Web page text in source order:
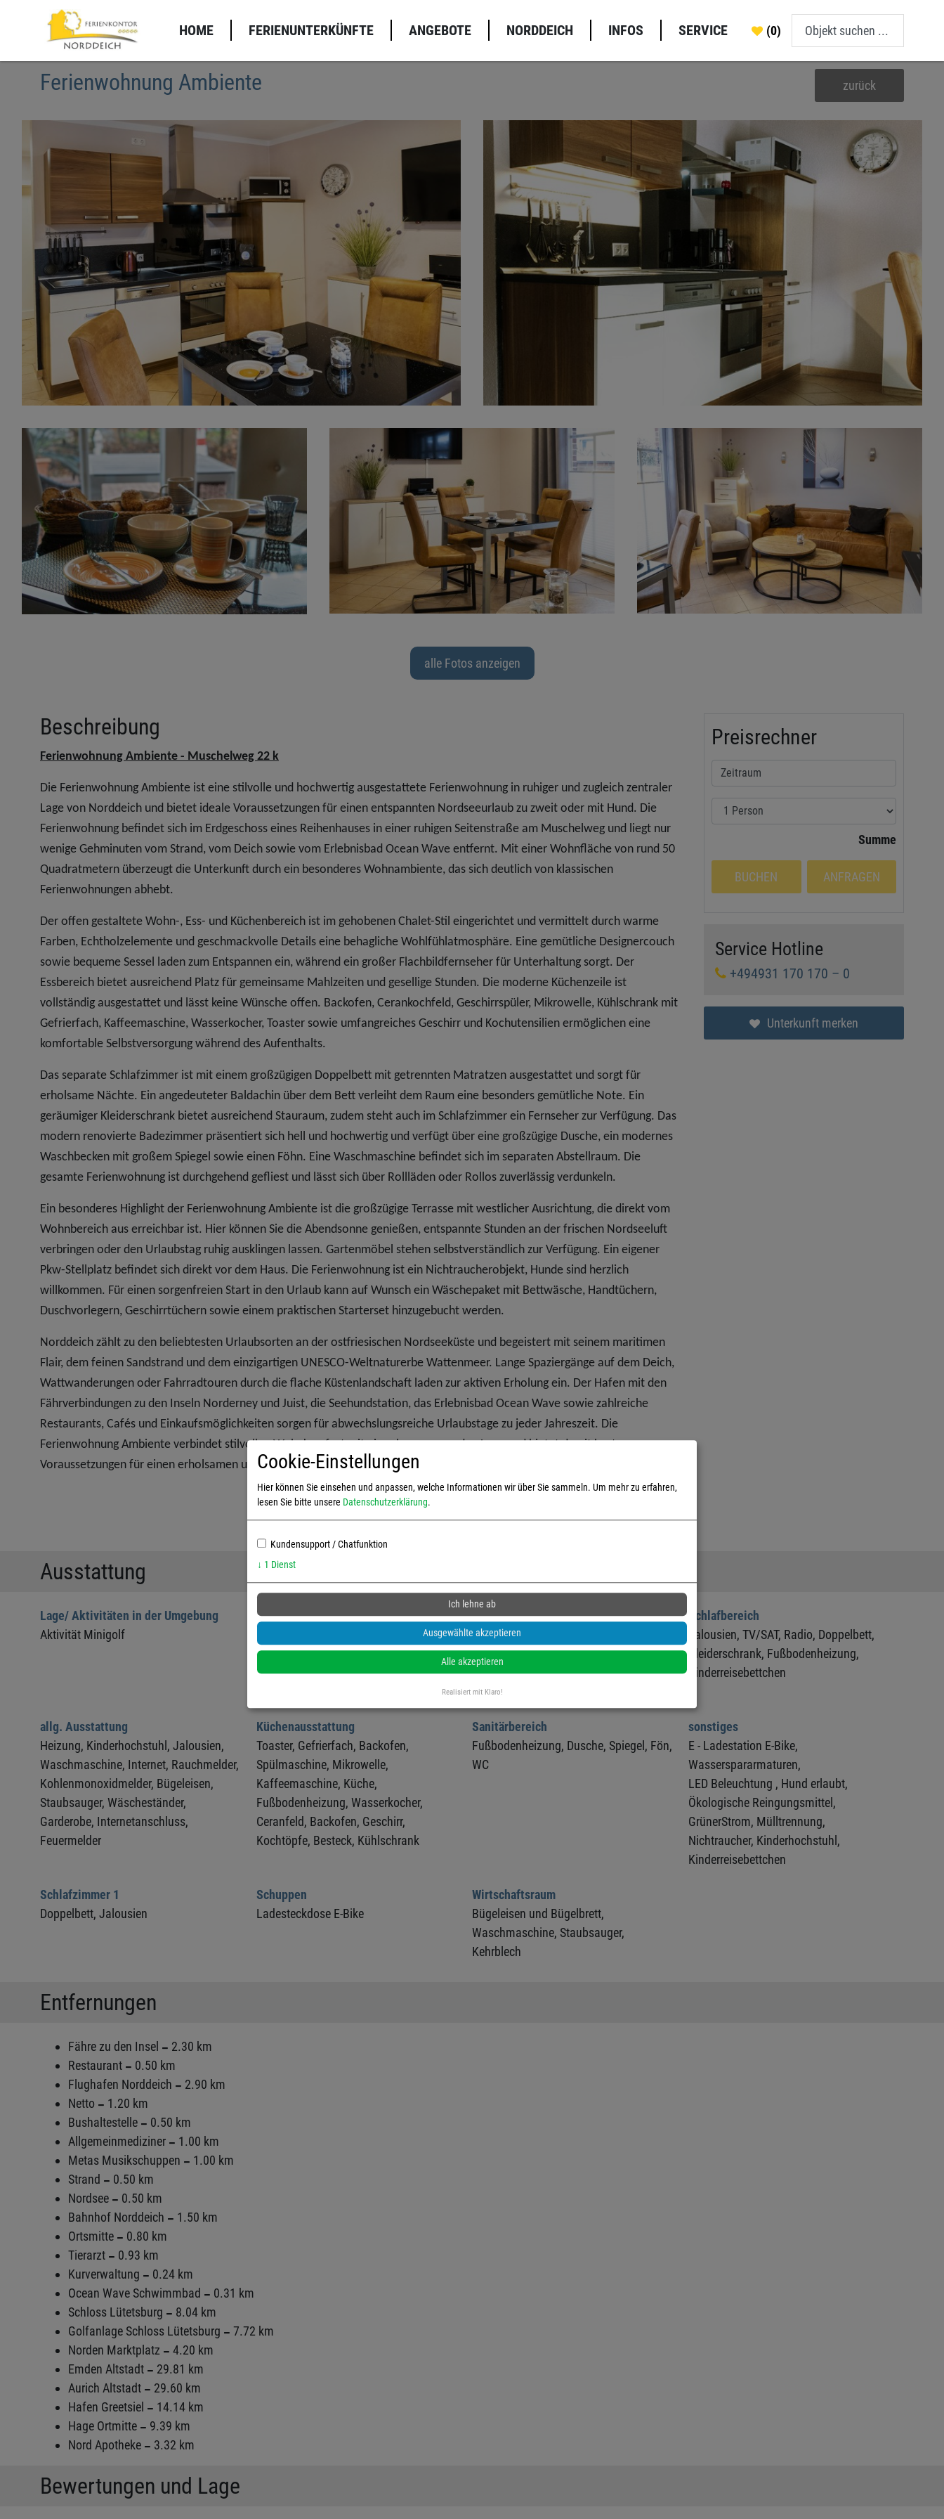
HOME FERIENUNTERKÜNFTE ANGEBOTE NORDDEICH INFOS SERVICE (0)
Ferienwohnung Ambiente zurück
alle Fotos anzeigen
Beschreibung
Ferienwohnung Ambiente - Muschelweg 22 k
Die Ferienwohnung Ambiente ist eine stilvolle und hochwertig ausgestattete Ferienwohnung in ruhiger und zugleich zentraler
Lage von Norddeich und bietet ideale Voraussetzungen für einen entspannten Nordseeurlaub zu zweit oder mit Hund. Die
Ferienwohnung befindet sich im Erdgeschoss eines Reihenhauses in einer ruhigen Seitenstraße am Muschelweg und liegt nur
wenige Gehminuten vom Strand, vom Deich sowie vom Erlebnisbad Ocean Wave entfernt. Mit einer Wohnfläche von rund 50
Quadratmetern überzeugt die Unterkunft durch ein besonderes Wohnambiente, das sich deutlich von klassischen
Ferienwohnungen abhebt.
Der offen gestaltete Wohn-, Ess- und Küchenbereich ist im gehobenen Chalet-Stil eingerichtet und vermittelt durch warme
Farben, Echtholzelemente und geschmackvolle Details eine behagliche Wohlfühlatmosphäre. Eine gemütliche Designercouch
sowie bequeme Sessel laden zum Entspannen ein, während ein großer Flachbildfernseher für Unterhaltung sorgt. Der
Essbereich bietet ausreichend Platz für gemeinsame Mahlzeiten und gesellige Stunden. Die moderne Küchenzeile ist
vollständig ausgestattet und lässt keine Wünsche offen. Backofen, Cerankochfeld, Geschirrspüler, Mikrowelle, Kühlschrank mit
Gefrierfach, Kaffeemaschine, Wasserkocher, Toaster sowie umfangreiches Geschirr und Kochutensilien ermöglichen eine
komfortable Selbstversorgung während des Aufenthalts.
Das separate Schlafzimmer ist mit einem großzügigen Doppelbett mit getrennten Matratzen ausgestattet und sorgt für
erholsame Nächte. Ein angedeuteter Baldachin über dem Bett verleiht dem Raum eine besonders gemütliche Note. Ein
geräumiger Kleiderschrank bietet ausreichend Stauraum, zudem steht auch im Schlafzimmer ein Fernseher zur Verfügung. Das
modern renovierte Badezimmer präsentiert sich hell und hochwertig und verfügt über eine großzügige Dusche, ein modernes
Waschbecken mit großem Spiegel sowie einen Föhn. Eine Waschmaschine befindet sich im separaten Abstellraum. Die
gesamte Ferienwohnung ist durchgehend gefliest und lässt sich über Rollläden oder Rollos zuverlässig verdunkeln.
Ein besonderes Highlight der Ferienwohnung Ambiente ist die großzügige Terrasse mit westlicher Ausrichtung, die direkt vom
Wohnbereich aus erreichbar ist. Hier können Sie die Abendsonne genießen, entspannte Stunden an der frischen Nordseeluft
verbringen oder den Urlaubstag ruhig ausklingen lassen. Gartenmöbel stehen selbstverständlich zur Verfügung. Ein eigener
Pkw-Stellplatz befindet sich direkt vor dem Haus. Die Ferienwohnung ist ein Nichtraucherobjekt, Hunde sind herzlich
willkommen. Für einen sorgenfreien Start in den Urlaub kann auf Wunsch ein Wäschepaket mit Bettwäsche, Handtüchern,
Duschvorlegern, Geschirrtüchern sowie einem praktischen Starterset hinzugebucht werden.
Norddeich zählt zu den beliebtesten Urlaubsorten an der ostfriesischen Nordseeküste und begeistert mit seinem maritimen
Flair, dem feinen Sandstrand und dem einzigartigen UNESCO-Weltnaturerbe Wattenmeer. Lange Spaziergänge auf dem Deich,
Wattwanderungen oder Fahrradtouren durch die flache Küstenlandschaft laden zur aktiven Erholung ein. Der Hafen mit den
Fährverbindungen zu den Inseln Norderney und Juist, die Seehundstation, das Erlebnisbad Ocean Wave sowie zahlreiche
Restaurants, Cafés und Einkaufsmöglichkeiten sorgen für abwechslungsreiche Urlaubstage zu jeder Jahreszeit. Die
Ferienwohnung Ambiente verbindet stilvollen Wohnkomfort mit einer hervorragenden Lage und bietet damit beste
Voraussetzungen für einen erholsamen und genussvollen Nordseeurlaub in Norddeich.
Preisrechner
Summe
BUCHEN ANFRAGEN
Service Hotline
+494931 170 170 – 0
Unterkunft merken
Ausstattung
Lage/ Aktivitäten in der Umgebung
Aktivität Minigolf
Wohnbereich
W - Lan / Internet kostenlos,
SAT/Kabel-TV,DVD-Player,Stereoanlage,
Außenbereich
Terrasse, Fahrradabstellraum,
Gartenstühle,Parkplatz
Schlafbereich
Jalousien, TV/SAT, Radio, Doppelbett,
Kleiderschrank, Fußbodenheizung,
Kinderreisebettchen
allg. Ausstattung
Heizung, Kinderhochstuhl, Jalousien,
Waschmaschine, Internet, Rauchmelder,
Kohlenmonoxidmelder, Bügeleisen,
Staubsauger, Wäscheständer,
Garderobe, Internetanschluss,
Feuermelder
Küchenausstattung
Toaster, Gefrierfach, Backofen,
Spülmaschine, Mikrowelle,
Kaffeemaschine, Küche,
Fußbodenheizung, Wasserkocher,
Ceranfeld, Backofen, Geschirr,
Kochtöpfe, Besteck, Kühlschrank
Sanitärbereich
Fußbodenheizung, Dusche, Spiegel, Fön,
WC
sonstiges
E - Ladestation E-Bike,
Wasserspararmaturen,
LED Beleuchtung , Hund erlaubt,
Ökologische Reingungsmittel,
GrünerStrom, Mülltrennung,
Nichtraucher, Kinderhochstuhl,
Kinderreisebettchen
Schlafzimmer 1
Doppelbett, Jalousien
Schuppen
Ladesteckdose E-Bike
Wirtschaftsraum
Bügeleisen und Bügelbrett,
Waschmaschine, Staubsauger,
Kehrblech
Entfernungen
Fähre zu den Insel
2.30 km
Restaurant
0.50 km
Flughafen Norddeich
2.90 km
Netto
1.20 km
Bushaltestelle
0.50 km
Allgemeinmediziner
1.00 km
Metas Musikschuppen
1.00 km
Strand
0.50 km
Nordsee
0.50 km
Bahnhof Norddeich
1.50 km
Ortsmitte
0.80 km
Tierarzt
0.93 km
Kurverwaltung
0.24 km
Ocean Wave Schwimmbad
0.31 km
Schloss Lütetsburg
8.04 km
Golfanlage Schloss Lütetsburg
7.72 km
Norden Marktplatz
4.20 km
Emden Altstadt
29.81 km
Aurich Altstadt
29.60 km
Hafen Greetsiel
14.14 km
Hage Ortmitte
9.39 km
Nord Apotheke
3.32 km
Bewertungen und Lage
Cookie-Einstellungen
Hier können Sie einsehen und anpassen, welche Informationen wir über Sie sammeln. Um mehr zu erfahren,
lesen Sie bitte unsere Datenschutzerklärung.
Kundensupport / Chatfunktion
↓ 1 Dienst
Ich lehne ab
Ausgewählte akzeptieren
Alle akzeptieren
Realisiert mit Klaro!